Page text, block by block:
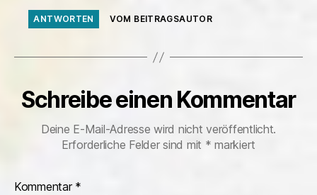
ANTWORTEN VOM BEITRAGSAUTOR
Schreibe einen Kommentar
Deine E-Mail-Adresse wird nicht veröffentlicht.
Erforderliche Felder sind mit * markiert
Kommentar *